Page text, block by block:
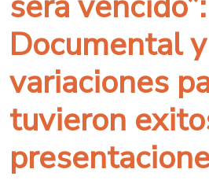
Documental y
variaciones
tuvieron